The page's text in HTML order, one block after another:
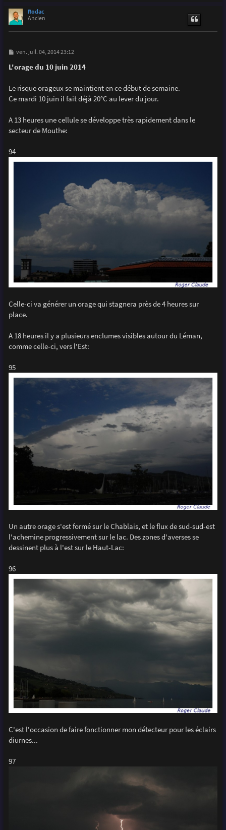
Rodac
Ancien
M
s
s
e
ven. juil. 04, 2014 23:12
L'orage du 10 juin 2014
Le risque orageux se maintient en ce début de semaine.
Ce mardi 10 juin il fait déjà 20°C au lever du jour.
A 13 heures une cellule se développe très rapidement dans le
secteur de Mouthe:
94
Celle-ci va générer un orage qui stagnera près de 4 heures sur
place.
A 18 heures il y a plusieurs enclumes visibles autour du Léman,
comme celle-ci, vers l'Est:
95
Un autre orage s'est formé sur le Chablais, et le flux de sud-sud-est
l'achemine progressivement sur le lac. Des zones d'averses se
dessinent plus à l'est sur le Haut-Lac:
96
C'est l'occasion de faire fonctionner mon détecteur pour les éclairs
diurnes...
97